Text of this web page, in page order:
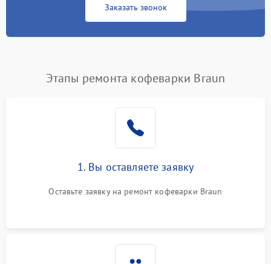
Заказать звонок
Этапы ремонта кофеварки Braun
1. Вы оставляете заявку
Оставьте заявку на ремонт кофеварки Braun